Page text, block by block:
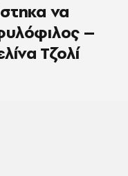
να
–
Τζολί